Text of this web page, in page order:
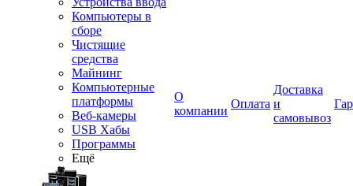
Компьютеры в
сборе
Чистящие
средства
Майнинг
Компьютерные
платформы
Веб-камеры
USB Хабы
Программы
Ещё
О
компании
Оплата
Доставка
и
самовывоз